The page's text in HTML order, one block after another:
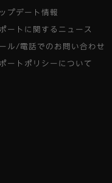
プデート情報
ートに関するニュース
ル/電話でのお問い合わせ
ートポリシーについて